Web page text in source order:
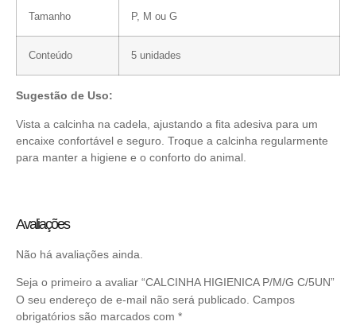
Tamanho P, M ou G
Conteúdo 5 unidades
Sugestão de Uso:
Vista a calcinha na cadela, ajustando a fita adesiva para um
encaixe confortável e seguro. Troque a calcinha regularmente
para manter a higiene e o conforto do animal.
Avaliações
Não há avaliações ainda.
Seja o primeiro a avaliar “CALCINHA HIGIENICA P/M/G C/5UN”
O seu endereço de e-mail não será publicado. Campos
obrigatórios são marcados com *